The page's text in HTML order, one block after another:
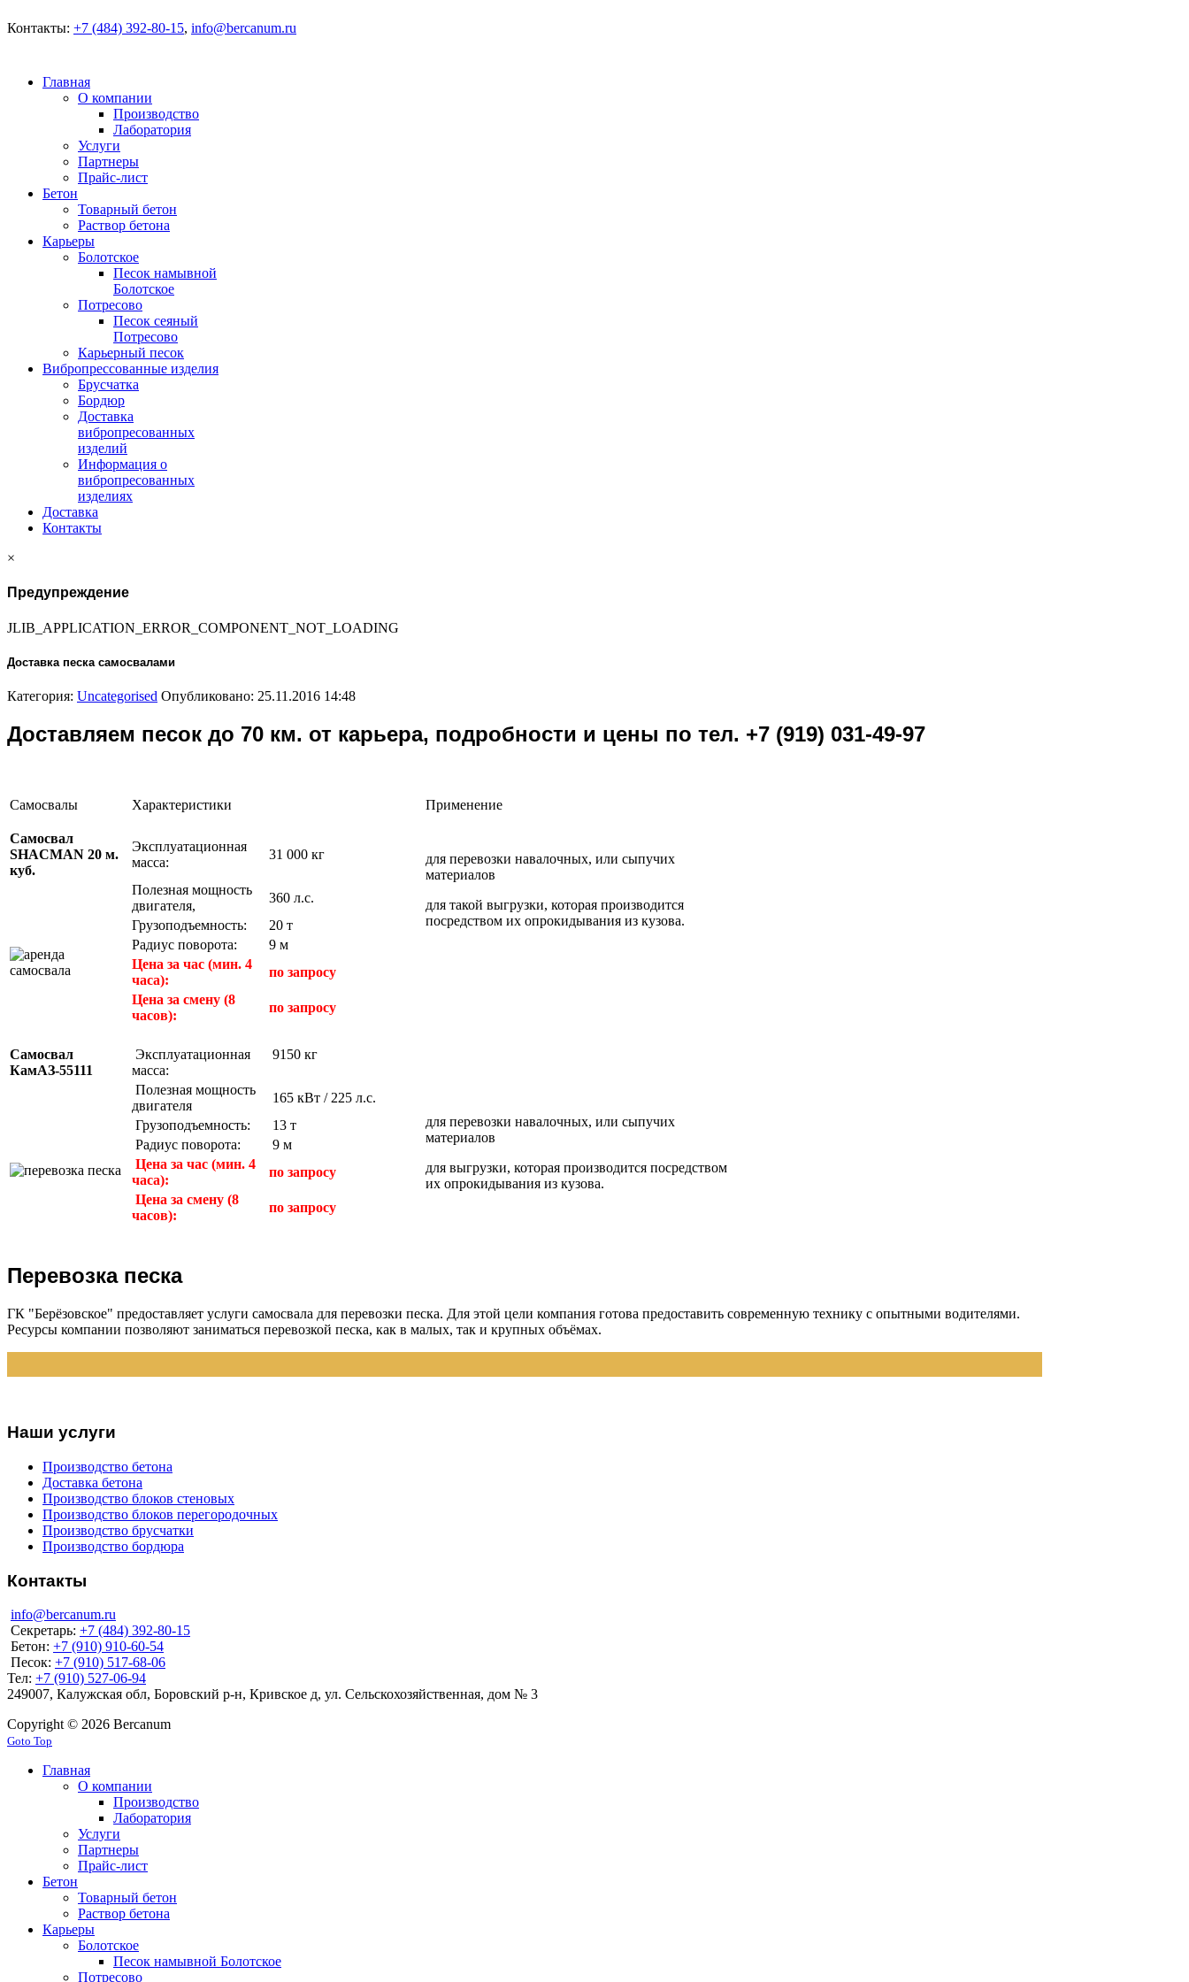
Контакты: +7 (484) 392-80-15, info@bercanum.ru
Главная
О компании
Производство
Лаборатория
Услуги
Партнеры
Прайс-лист
Бетон
Товарный бетон
Раствор бетона
Карьеры
Болотское
Песок намывной
Болотское
Потресово
Песок сеяный
Потресово
Карьерный песок
Вибропреcсованные изделия
Брусчатка
Бордюр
Доставка
вибропресованных
изделий
Информация о
вибропресованных
изделиях
Доставка
Контакты
×
Предупреждение
JLIB_APPLICATION_ERROR_COMPONENT_NOT_LOADING
Доставка песка самосвалами
Категория: Uncategorised Опубликовано: 25.11.2016 14:48
Доставляем песок до 70 км. от карьера, подробности и цены по тел. +7 (919) 031-49-97
Самосвалы Характеристики Применение
Самосвал
SНACMAN 20 м.
куб.
Эксплуатационная
масса:
31 000 кг
для перевозки навалочных, или сыпучих
материалов
для такой выгрузки, которая производится
посредством их опрокидывания из кузова.
Полезная мощность
двигателя,
360 л.с.
Грузоподъемность:
20 т
Радиус поворота:
9 м
Цена за час (мин. 4
часа):
по запросу
Цена за смену (8
часов):
по запросу
Самосвал
КамАЗ-55111
Эксплуатационная
масса:
9150 кг
для перевозки навалочных, или сыпучих
материалов
для выгрузки, которая производится посредством
их опрокидывания из кузова.
Полезная мощность
двигателя
165 кВт / 225 л.с.
Грузоподъемность:
13 т
Радиус поворота:
9 м
Цена за час (мин. 4
часа):
по запросу
Цена за смену (8
часов):
по запросу
Перевозка песка
ГК "Берёзовское" предоставляет услуги самосвала для перевозки песка. Для этой цели компания готова предоставить современную технику с опытными водителями.
Ресурсы компании позволяют заниматься перевозкой песка, как в малых, так и крупных объёмах.
Наши услуги
Производство бетона
Доставка бетона
Производство блоков стеновых
Производство блоков перегородочных
Производство брусчатки
Производство бордюра
Контакты
info@bercanum.ru
Секретарь: +7 (484) 392-80-15
Бетон: +7 (910) 910-60-54
Песок: +7 (910) 517-68-06
Тел: +7 (910) 527-06-94
249007, Калужская обл, Боровский р-н, Кривское д, ул. Сельскохозяйственная, дом № 3
Copyright © 2026 Bercanum
Goto Top
Главная
О компании
Производство
Лаборатория
Услуги
Партнеры
Прайс-лист
Бетон
Товарный бетон
Раствор бетона
Карьеры
Болотское
Песок намывной Болотское
Потресово